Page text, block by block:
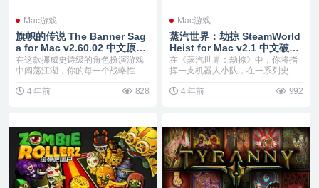
Mac游戏
旗帜的传说 The Banner Sag
a for Mac v2.60.02 中文原生
挪威史诗级的角色扮演游戏
在这款挪威史诗级的角色扮演游戏
中闯荡江湖，你的每一个战略性的
4 年前
828
Mac游戏
蒸汽世界：劫掠 SteamWorld
Heist for Mac v2.1 中文破解
版 横版回合制策略射击游戏
在《蒸汽世界：劫掠》中，你将指
挥一支机器人小队，在一系列史诗
4 年前
992